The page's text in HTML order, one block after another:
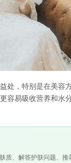
处，特别是在美容
容易吸收营养和水
质、解答护肤问题、推